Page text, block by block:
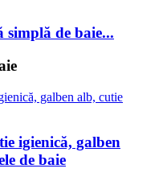
simplă de baie...
igienică, galben
de baie